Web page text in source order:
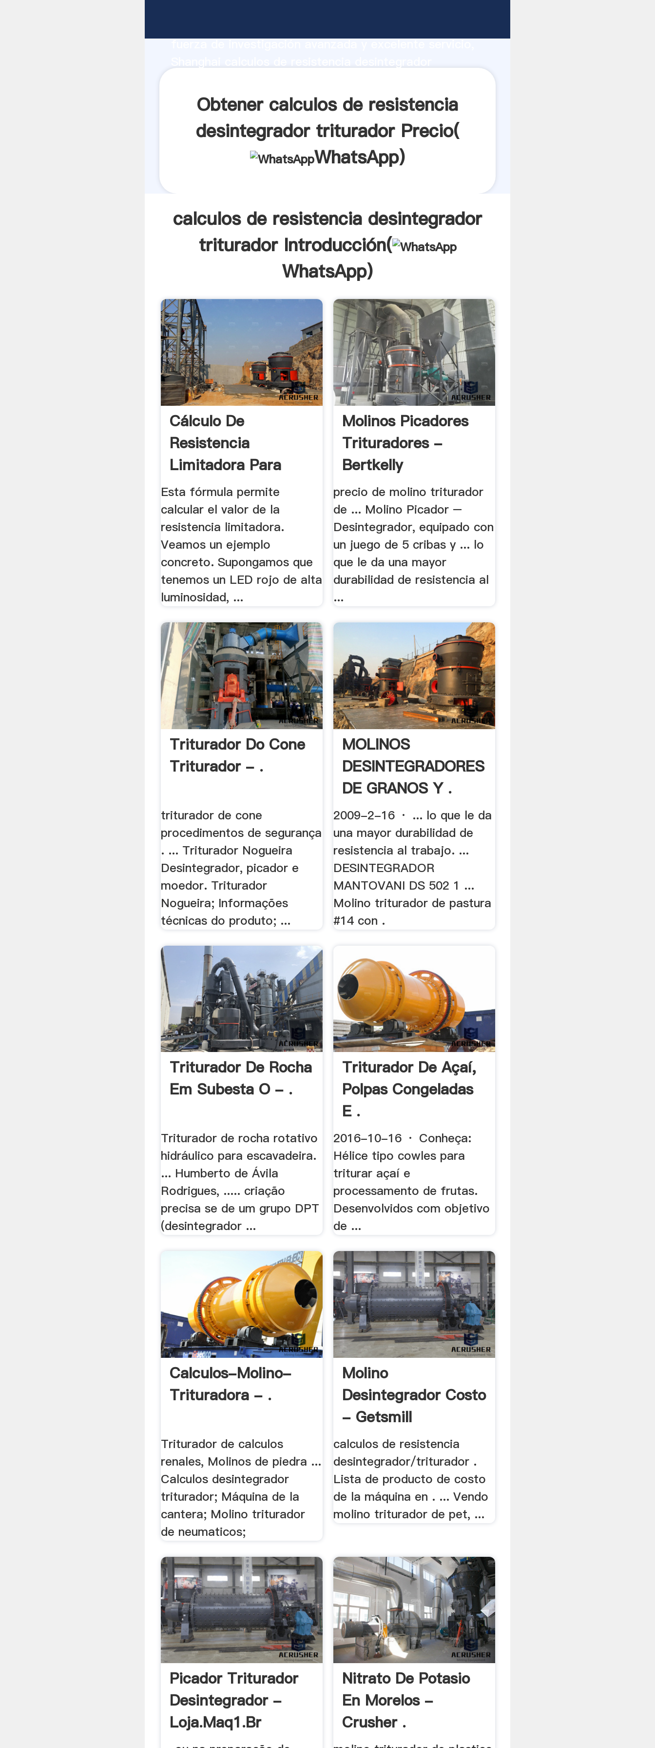
todos los clientes.
Obtener calculos de resistencia
desintegrador triturador Precio(
WhatsApp)
calculos de resistencia desintegrador
triturador Introducción(
WhatsApp)
Cálculo De
Resistencia
Limitadora Para
LED´s - .
Esta fórmula permite
calcular el valor de la
resistencia limitadora.
Veamos un ejemplo
concreto. Supongamos que
tenemos un LED rojo de alta
luminosidad, ...
Molinos Picadores
Trituradores -
Bertkelly
precio de molino triturador
de ... Molino Picador –
Desintegrador, equipado con
un juego de 5 cribas y ... lo
que le da una mayor
durabilidad de resistencia al
...
Triturador Do Cone
Triturador - .
triturador de cone
procedimentos de segurança
. ... Triturador Nogueira
Desintegrador, picador e
moedor. Triturador
Nogueira; Informações
técnicas do produto; ...
MOLINOS
DESINTEGRADORES
DE GRANOS Y .
2009-2-16 · ... lo que le da
una mayor durabilidad de
resistencia al trabajo. ...
DESINTEGRADOR
MANTOVANI DS 502 1 ...
Molino triturador de pastura
#14 con .
Triturador De Rocha
Em Subesta O - .
Triturador de rocha rotativo
hidráulico para escavadeira.
... Humberto de Ávila
Rodrigues, ..... criação
precisa se de um grupo DPT
(desintegrador ...
Triturador De Açaí,
Polpas Congeladas
E .
2016-10-16 · Conheça:
Hélice tipo cowles para
triturar açaí e
processamento de frutas.
Desenvolvidos com objetivo
de ...
Calculos-Molino-
Trituradora - .
Triturador de calculos
renales, Molinos de piedra ...
Calculos desintegrador
triturador; Máquina de la
cantera; Molino triturador
de neumaticos;
Molino
Desintegrador Costo
- Getsmill
calculos de resistencia
desintegrador/triturador .
Lista de producto de costo
de la máquina en . ... Vendo
molino triturador de pet, ...
Picador Triturador
Desintegrador -
Loja.maq1.br
Nitrato De Potasio
En Morelos -
Crusher .